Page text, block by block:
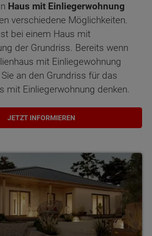
Haus mit Einliegerwohnung
verschiedene Möglichkeiten.
bei einem Haus mit
der Grundriss. Bereits wenn
mit Einliegewohnung
an den Grundriss für das
mit Einliegerwohnung denken.
JETZT INFORMIEREN